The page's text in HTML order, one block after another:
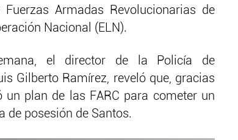
Armadas Revolucionarias de
Nacional (ELN).
el director de la Policía de
Gilberto Ramírez, reveló que, gracias
plan de las FARC para cometer un
de posesión de Santos.